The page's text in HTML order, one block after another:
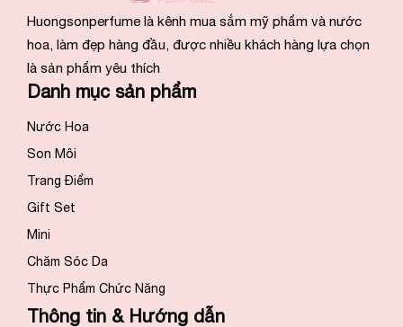
Huongsonperfume là kênh mua sắm mỹ phẩm và nước
hoa, làm đẹp hàng đầu, được nhiều khách hàng lựa chọn
là sản phẩm yêu thích
Danh mục sản phẩm
Nước Hoa
Son Môi
Trang Điểm
Gift Set
Mini
Chăm Sóc Da
Thực Phẩm Chức Năng
Thông tin & Hướng dẫn